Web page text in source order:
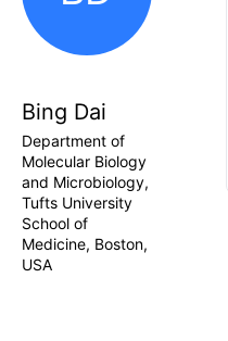
Bing Dai
Department of
Molecular Biology
and Microbiology,
Tufts University
School of
Medicine, Boston,
USA